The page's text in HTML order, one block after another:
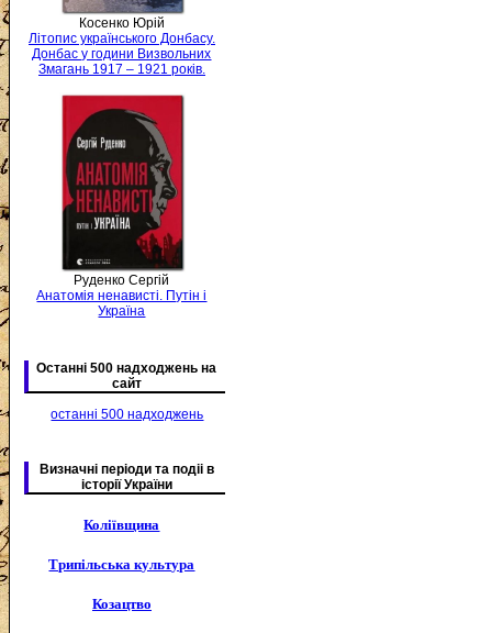
Косенко Юрій
Літопис українського Донбасу.
Донбас у години Визвольних
Змагань 1917 – 1921 років.
Руденко Сергій
Анатомія ненависті. Путін і
Україна
Останні 500 надходжень на
сайт
останні 500 надходжень
Визначні періоди та подіі в
історії України
Коліївщина
Трипільська культура
Козацтво